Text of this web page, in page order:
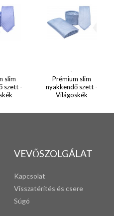
slim
szett -
-
Prémium slim
nyakkendő szett -
Világoskék
VEVŐSZOLGÁLAT
Kapcsolat
Visszatérítés és csere
Súgó